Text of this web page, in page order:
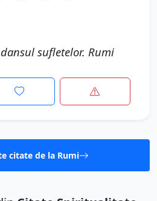
sufletelor. Rumi
citate de la Rumi